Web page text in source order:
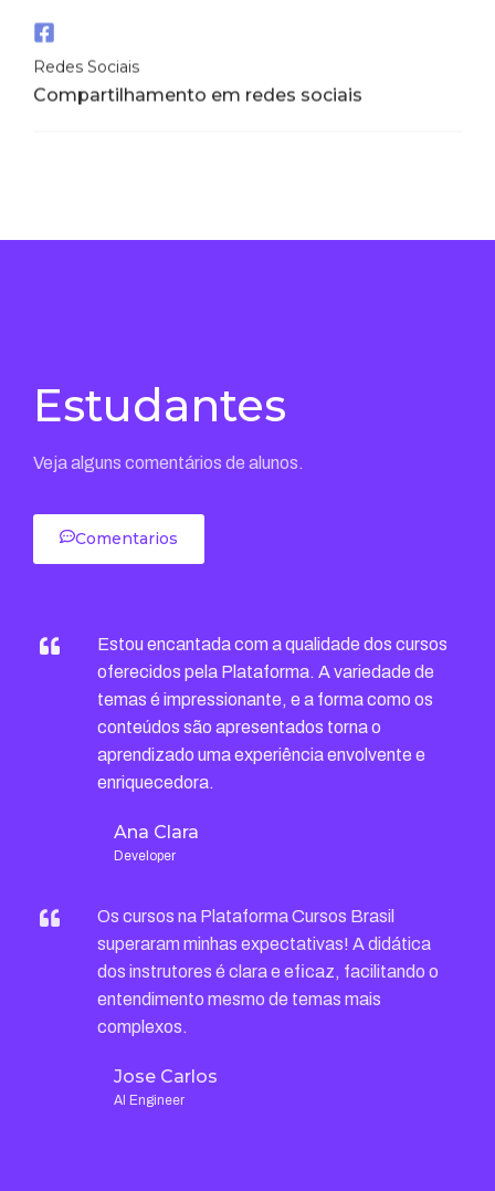
Redes Sociais
Compartilhamento em redes sociais
Estudantes
Veja alguns comentários de alunos.
Comentarios
Estou encantada com a qualidade dos cursos
oferecidos pela Plataforma. A variedade de
temas é impressionante, e a forma como os
conteúdos são apresentados torna o
aprendizado uma experiência envolvente e
enriquecedora.
Ana Clara
Developer
Os cursos na Plataforma Cursos Brasil
superaram minhas expectativas! A didática
dos instrutores é clara e eficaz, facilitando o
entendimento mesmo de temas mais
complexos.
Jose Carlos
AI Engineer